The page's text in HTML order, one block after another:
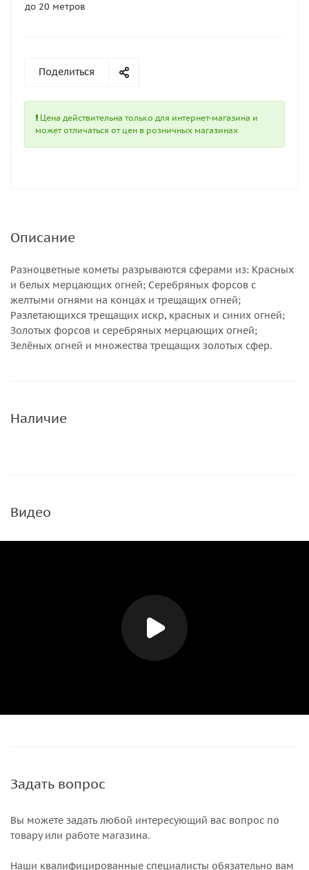
до 20 метров
Поделиться
Цена действительна только для интернет-магазина и
может отличаться от цен в розничных магазинах
Описание
Разноцветные кометы разрываются сферами из: Красных
и белых мерцающих огней; Серебряных форсов с
желтыми огнями на концах и трещащих огней;
Разлетающихся трещащих искр, красных и синих огней;
Золотых форсов и серебряных мерцающих огней;
Зелёных огней и множества трещащих золотых сфер.
Наличие
Видео
Задать вопрос
Вы можете задать любой интересующий вас вопрос по
товару или работе магазина.
Наши квалифицированные специалисты обязательно вам